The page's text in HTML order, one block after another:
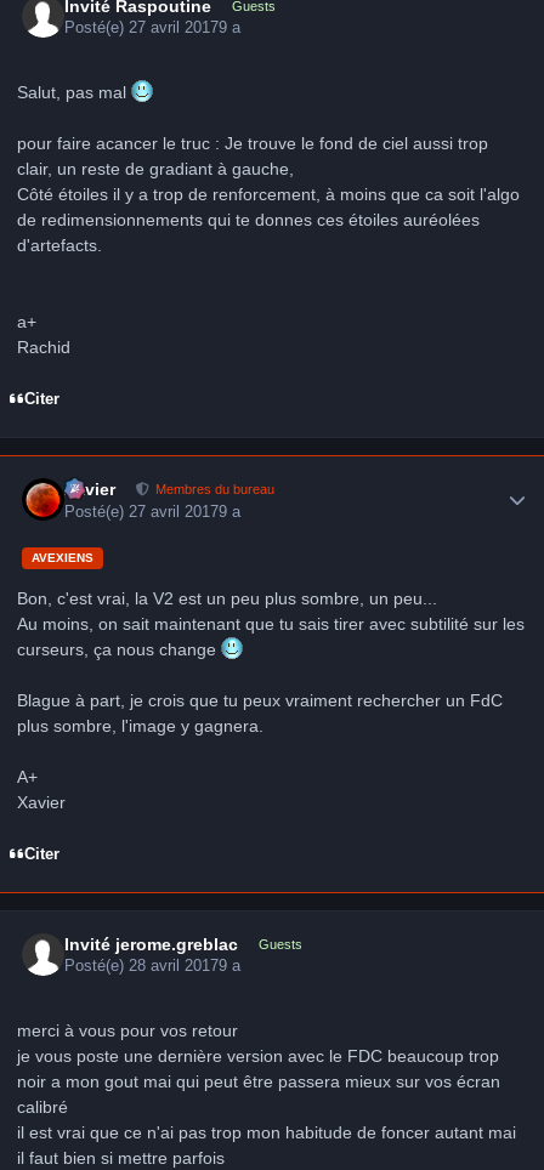
Invité Raspoutine Guests
Posté(e)27 avril 20179 a
Salut, pas mal
pour faire acancer le truc : Je trouve le fond de ciel aussi trop
clair, un reste de gradiant à gauche,
Côté étoiles il y a trop de renforcement, à moins que ca soit l'algo
de redimensionnements qui te donnes ces étoiles auréolées
d'artefacts.
a+
Rachid
Citer
Xavier Membres du bureau
Posté(e) 27 avril 20179 a
AVEXIENS
Bon, c'est vrai, la V2 est un peu plus sombre, un peu...
Au moins, on sait maintenant que tu sais tirer avec subtilité sur les
curseurs, ça nous change
Blague à part, je crois que tu peux vraiment rechercher un FdC
plus sombre, l'image y gagnera.
A+
Xavier
Citer
Invité jerome.greblac Guests
Posté(e)28 avril 20179 a
merci à vous pour vos retour
je vous poste une dernière version avec le FDC beaucoup trop
noir a mon gout mai qui peut être passera mieux sur vos écran
calibré
il est vrai que ce n'ai pas trop mon habitude de foncer autant mai
il faut bien si mettre parfois